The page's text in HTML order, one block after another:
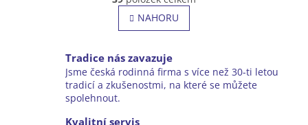
v
l
á
a
c
í
á
n
k
v
á
n
í
NAHORU
Tradice nás zavazuje
Jsme česká rodinná firma s více než 30-ti letou
tradicí a zkušenostmi, na které se můžete
spolehnout.